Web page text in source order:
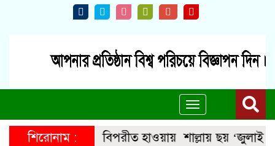
Toggle
navigation
শিরোনাম : বিপরীত হাওয়ায় শাল্লায় ছয় ‘জুলাই